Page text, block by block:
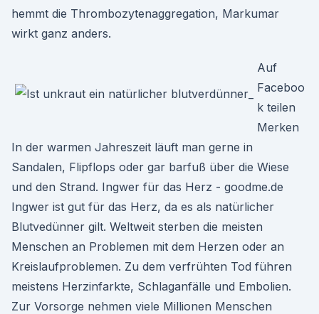
hemmt die Thrombozytenaggregation, Markumar
wirkt ganz anders.
Auf
Faceboo
k teilen
Merken
In der warmen Jahreszeit läuft man gerne in
Sandalen, Flipflops oder gar barfuß über die Wiese
und den Strand. Ingwer für das Herz - goodme.de
Ingwer ist gut für das Herz, da es als natürlicher
Blutvedünner gilt. Weltweit sterben die meisten
Menschen an Problemen mit dem Herzen oder an
Kreislaufproblemen. Zu dem verfrühten Tod führen
meistens Herzinfarkte, Schlaganfälle und Embolien.
Zur Vorsorge nehmen viele Millionen Menschen